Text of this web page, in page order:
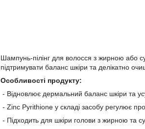
Шампунь-пілінг для волосся з жирною або
підтримувати баланс шкіри та делікатно
Особливості продукту:
- Відновлює дермальний баланс шкіри та
- Zinc Pyrithione у складі засобу регулює
- Підходить для шкіри голови з жирною та